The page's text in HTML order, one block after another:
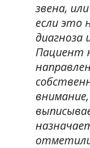
звена,
если это
диагноза
Пациент